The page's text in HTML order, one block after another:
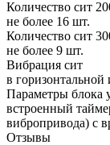
Количество сит
не более 16 шт.
Количество сит
не более 9 шт.
Вибрация сит
в горизонтальной
Параметры блока
встроенный
вибропривода) с
Отзывы